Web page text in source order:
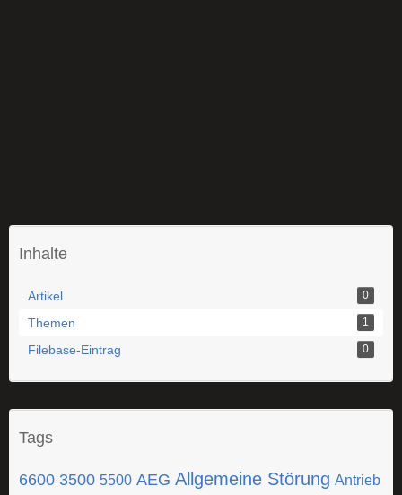
Inhalte
Artikel 0
Themen 1
Filebase-Eintrag 0
Tags
6600 3500 5500 AEG Allgemeine Störung Antrieb